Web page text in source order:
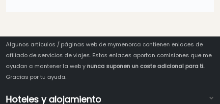
Algunos artículos / páginas web de mymenorca contienen enlaces de
afiliado de servicios de viajes. Estos enlaces aportan comisiones que me
ayudan a mantener la web y nunca suponen un coste adicional para ti.
Gracias por tu ayuda.
Hoteles y alojamiento